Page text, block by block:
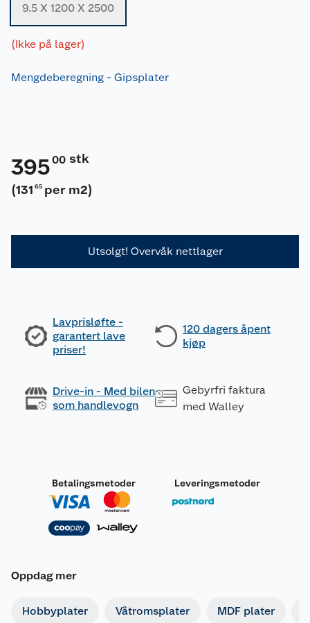
9.5 X 1200 X 2500
(Ikke på lager)
Mengdeberegning - Gipsplater
39500 stk
(131 65 per m2)
Utsolgt! Overvåk nettlager
Lavprisløfte -
garantert lave
priser!
120 dagers åpent
kjøp
Drive-in - Med bilen
som handlevogn
Gebyrfri faktura
med Walley
Betalingsmetoder Leveringsmetoder
Oppdag mer
Hobbyplater Våtromsplater MDF plater
Dokumentasjon
Last ned / vis datablad
691543_7051821103190_.pdf